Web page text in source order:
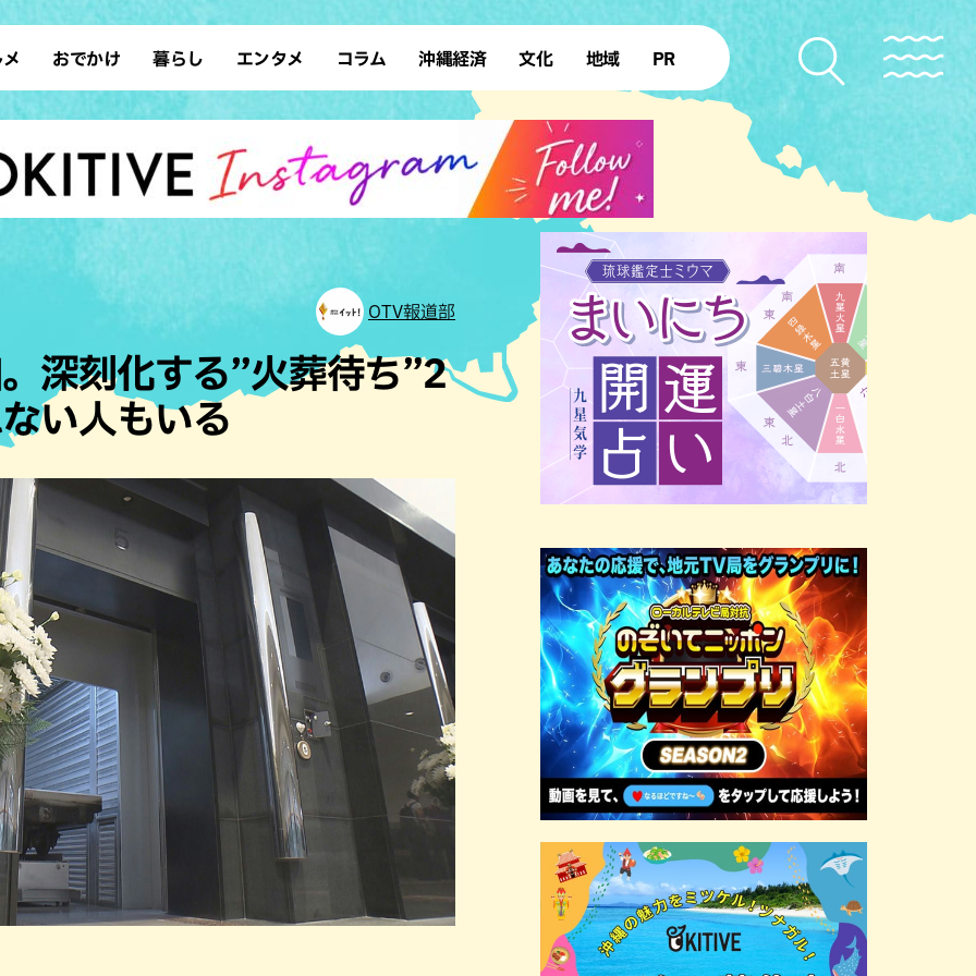
ン 沖縄そば
ウト カフェ
和食・日本料理
フレンチ
・焼肉 焼鳥・串料理
肉料理 居酒屋・バー
イキング
ガー タコス・タコライス
おでかけ
デート ドライブ
散歩 ソロ活
サウナ 公園
沖縄の海
暮らし
レシピ SDGs
ファッション ローカルニュース
沖縄移住 沖縄旧暦行事
エンタメ
スポーツ 占い
タレント・芸人 テレビ
コラム 沖縄経済 文化
復帰50年
地域
本島北部
本島南部 先島諸島
北部離島
PR
OTV報道部
深刻化する”火葬待ち”2
い人もいる